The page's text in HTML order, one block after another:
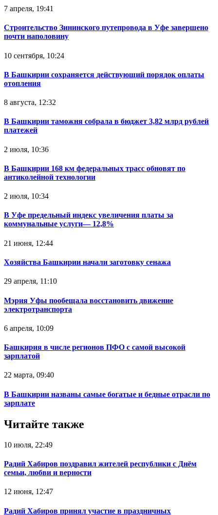
7 апреля, 19:41
Строительство Зининского путепровода в Уфе завершено
почти наполовину
10 сентября, 10:24
В Башкирии сохраняется действующий порядок оплаты
отопления
8 августа, 12:32
В Башкирии таможня собрала в бюджет 3,82 млрд рублей
платежей
2 июля, 10:36
В Башкирии 168 км федеральных трасс обновят по
антиколейной технологии
2 июля, 10:34
В Уфе предельный индекс увеличения платы за
коммунальные услуги— 12,8%
21 июня, 12:44
Хозяйства Башкирии начали заготовку сенажа
29 апреля, 11:10
Мэрия Уфы пообещала восстановить движение
электротранспорта
6 апреля, 10:09
Башкирия в числе регионов ПФО с самой высокой
зарплатой
22 марта, 09:40
В Башкирии названы самые богатые и бедные отрасли по
зарплате
Читайте также
10 июля, 22:49
Радий Хабиров поздравил жителей республики с Днём
семьи, любви и верности
12 июня, 12:47
Радий Хабиров принял участие в праздничных